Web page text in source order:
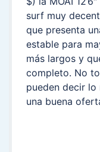
surf muy
que presenta
estable para
más largos y
completo. No
pueden decir
una buena